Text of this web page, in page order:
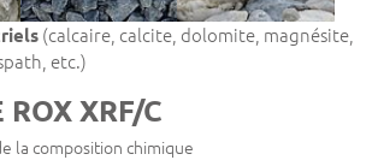
(calcaire, calcite, dolomite, magnésite,
etc.)
ROX XRF/C
la composition chimique